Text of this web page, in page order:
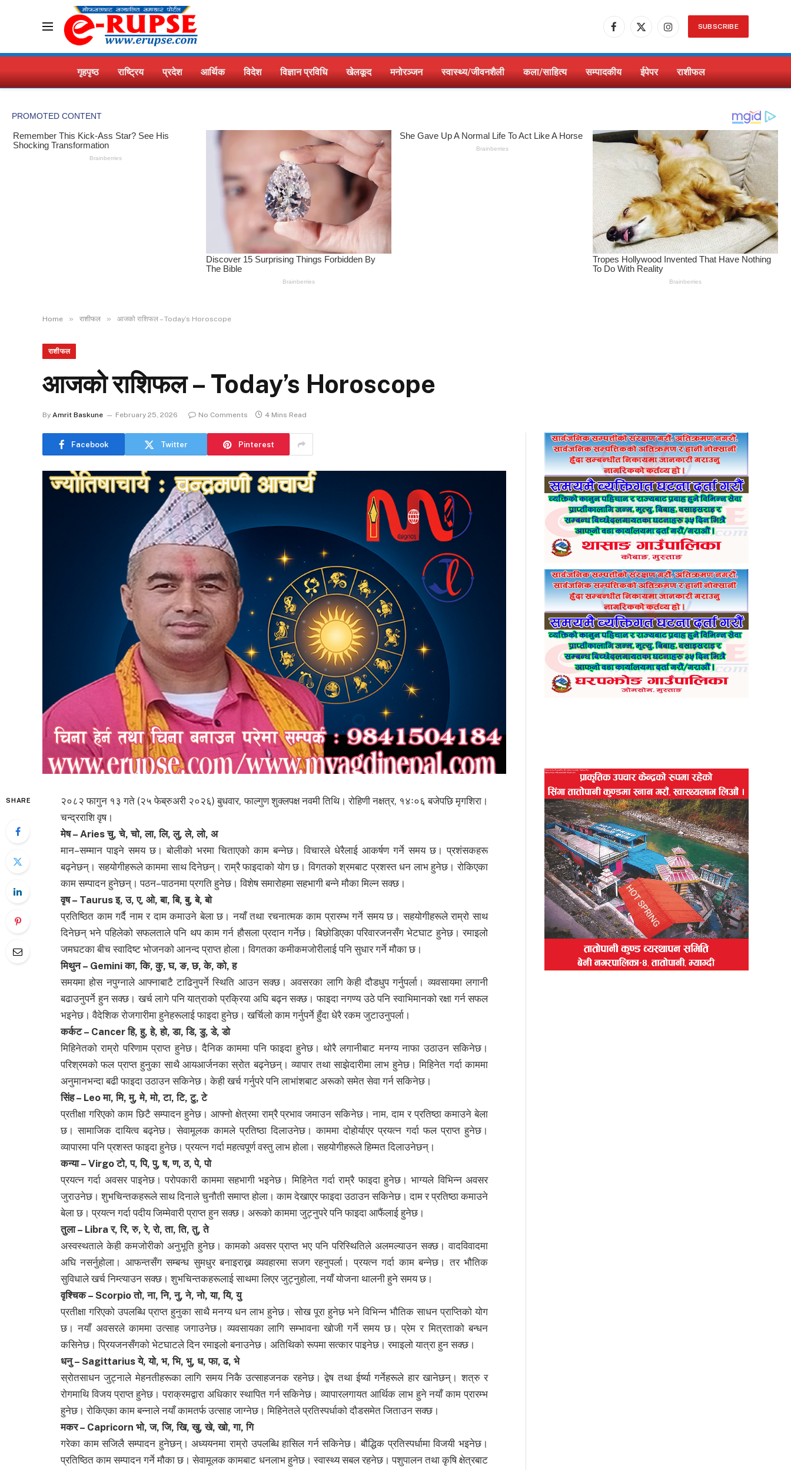
Facebook
X
Instagram
SUBSCRIBE
गृहपृष्ठ राष्ट्रिय प्रदेश आर्थिक विदेश विज्ञान प्रविधि खेलकूद मनोरञ्जन स्वास्थ्य/जीवनशैली कला/साहित्य सम्पादकीय ईपेपर राशीफल
Home » राशीफल » आजको राशिफल – Today’s Horoscope
राशीफल
आजको राशिफल – Today’s Horoscope
By Amrit Baskune February 25, 2026 No Comments 4 Mins Read
Facebook Twitter Pinterest
SHARE
२०८२ फागुन १३ गते (२५ फेब्रुअरी २०२६) बुधवार, फाल्गुण शुक्लपक्ष नवमी तिथि। राेहिणी नक्षत्र, १४ः०६ बजेपछि मृगशिरा।
चन्द्रराशि वृष।
मेष – Aries चु, चे, चो, ला, लि, लु, ले, लो, अ
मान–सम्मान पाइने समय छ। बोलीको भरमा चिताएको काम बन्नेछ। विचारले धेरैलाई आकर्षण गर्ने समय छ। प्रशंसकहरू
बढ्नेछन्। सहयोगीहरूले काममा साथ दिनेछन्। राम्रै फाइदाको योग छ। विगतको श्रमबाट प्रशस्त धन लाभ हुनेछ। रोकिएका
काम सम्पादन हुनेछन्। पठन–पाठनमा प्रगति हुनेछ। विशेष समारोहमा सहभागी बन्ने मौका मिल्न सक्छ।
वृष – Taurus इ, उ, ए, ओ, बा, बि, बु, बे, बो
प्रतिष्ठित काम गर्दै नाम र दाम कमाउने बेला छ। नयाँ तथा रचनात्मक काम प्रारम्भ गर्ने समय छ। सहयोगीहरूले राम्रो साथ
दिनेछन् भने पहिलेको सफलताले पनि थप काम गर्न हौसला प्रदान गर्नेछ। बिछोडिएका परिवारजनसँग भेटघाट हुनेछ। रमाइलो
जमघटका बीच स्वादिष्ट भोजनको आनन्द प्राप्त होला। विगतका कमीकमजोरीलाई पनि सुधार गर्ने मौका छ।
मिथुन – Gemini का, कि, कु, घ, ङ, छ, के, को, ह
समयमा होस नपुग्नाले आफ्नाबाटै टाढिनुपर्ने स्थिति आउन सक्छ। अवसरका लागि केही दौडधुप गर्नुपर्ला। व्यवसायमा लगानी
बढाउनुपर्ने हुन सक्छ। खर्च लागे पनि यात्राको प्रक्रिया अघि बढ्न सक्छ। फाइदा नगण्य उठे पनि स्वाभिमानको रक्षा गर्न सफल
भइनेछ। वैदेशिक रोजगारीमा हुनेहरूलाई फाइदा हुनेछ। खर्चिलो काम गर्नुपर्ने हुँदा धेरै रकम जुटाउनुपर्ला।
कर्कट – Cancer हि, हु, हे, हो, डा, डि, डु, डे, डो
मिहिनेतको राम्रो परिणाम प्राप्त हुनेछ। दैनिक काममा पनि फाइदा हुनेछ। थोरै लगानीबाट मनग्य नाफा उठाउन सकिनेछ।
परिश्रमको फल प्राप्त हुनुका साथै आयआर्जनका स्रोत बढ्नेछन्। व्यापार तथा साझेदारीमा लाभ हुनेछ। मिहिनेत गर्दा काममा
अनुमानभन्दा बढी फाइदा उठाउन सकिनेछ। केही खर्च गर्नुपरे पनि लाभांशबाट अरूको समेत सेवा गर्न सकिनेछ।
सिंह – Leo मा, मि, मु, मे, मो, टा, टि, टु, टे
प्रतीक्षा गरिएको काम छिटै सम्पादन हुनेछ। आफ्नो क्षेत्रमा राम्रै प्रभाव जमाउन सकिनेछ। नाम, दाम र प्रतिष्ठा कमाउने बेला
छ। सामाजिक दायित्व बढ्नेछ। सेवामूलक कामले प्रतिष्ठा दिलाउनेछ। काममा दोहोर्याएर प्रयत्न गर्दा फल प्राप्त हुनेछ।
व्यापारमा पनि प्रशस्त फाइदा हुनेछ। प्रयत्न गर्दा महत्वपूर्ण वस्तु लाभ होला। सहयोगीहरूले हिम्मत दिलाउनेछन्।
कन्या – Virgo टो, प, पि, पु, ष, ण, ठ, पे, पो
प्रयत्न गर्दा अवसर पाइनेछ। परोपकारी काममा सहभागी भइनेछ। मिहिनेत गर्दा राम्रै फाइदा हुनेछ। भाग्यले विभिन्न अवसर
जुराउनेछ। शुभचिन्तकहरूले साथ दिनाले चुनौती समाप्त होला। काम देखाएर फाइदा उठाउन सकिनेछ। दाम र प्रतिष्ठा कमाउने
बेला छ। प्रयत्न गर्दा पदीय जिम्मेवारी प्राप्त हुन सक्छ। अरूको काममा जुट्नुपरे पनि फाइदा आफैंलाई हुनेछ।
तुला – Libra र, रि, रु, रे, रो, ता, ति, तु, ते
अस्वस्थताले केही कमजोरीको अनुभूति हुनेछ। कामको अवसर प्राप्त भए पनि परिस्थितिले अलमल्याउन सक्छ। वादविवादमा
अघि नसर्नुहाेला। आफन्तसँग सम्बन्ध सुमधुर बनाइराख्न व्यवहारमा सजग रहनुपर्ला। प्रयत्न गर्दा काम बन्नेछ। तर भौतिक
सुविधाले खर्च निम्त्याउन सक्छ। शुभचिन्तकहरूलाई साथमा लिएर जुट्नुहोला, नयाँ योजना थालनी हुने समय छ।
वृश्चिक – Scorpio तो, ना, नि, नु, ने, नो, या, यि, यु
प्रतीक्षा गरिएको उपलब्धि प्राप्त हुनुका साथै मनग्य धन लाभ हुनेछ। सोख पूरा हुनेछ भने विभिन्न भौतिक साधन प्राप्तिको योग
छ। नयाँ अवसरले काममा उत्साह जगाउनेछ। व्यवसायका लागि सम्भावना खोजी गर्ने समय छ। प्रेम र मित्रताको बन्धन
कसिनेछ। प्रियजनसँगको भेटघाटले दिन रमाइलो बनाउनेछ। अतिथिको रूपमा सत्कार पाइनेछ। रमाइलो यात्रा हुन सक्छ।
धनु – Sagittarius ये, यो, भ, भि, भु, ध, फा, ढ, भे
स्रोतसाधन जुट्नाले मेहनतीहरूका लागि समय निकै उत्साहजनक रहनेछ। द्वेष तथा ईर्ष्या गर्नेहरूले हार खानेछन्। शत्रु र
राेगमाथि विजय प्राप्त हुनेछ। पराक्रमद्वारा अधिकार स्थापित गर्न सकिनेछ। व्यापारलगायत आर्थिक लाभ हुने नयाँ काम प्रारम्भ
हुनेछ। रोकिएका काम बन्नाले नयाँ कामतर्फ उत्साह जाग्नेछ। मिहिनेतले प्रतिस्पर्धाको दौडसमेत जिताउन सक्छ।
मकर – Capricorn भो, ज, जि, खि, खु, खे, खो, गा, गि
गरेका काम सजिलै सम्पादन हुनेछन्। अध्ययनमा राम्रो उपलब्धि हासिल गर्न सकिनेछ। बौद्धिक प्रतिस्पर्धामा विजयी भइनेछ।
प्रतिष्ठित काम सम्पादन गर्ने मौका छ। सेवामूलक कामबाट धनलाभ हुनेछ। स्वास्थ्य सबल रहनेछ। पशुपालन तथा कृषि क्षेत्रबाट